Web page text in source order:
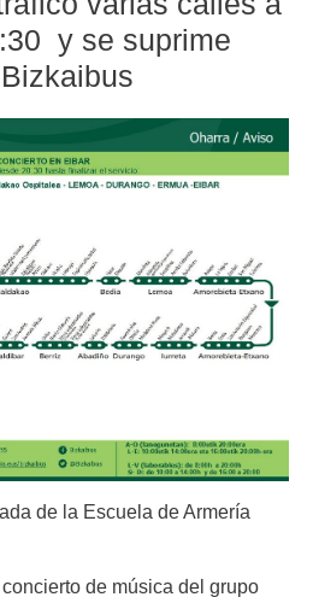
y se suprime
de la Escuela de Armería
de música del grupo